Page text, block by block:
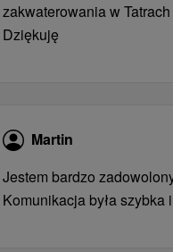
zakwaterowania w
Dziękuję
Martin
Jestem bardzo
Komunikacja była szybka